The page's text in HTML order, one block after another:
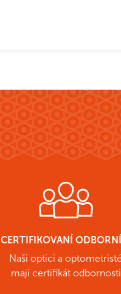
CERTIFIKOVANÍ
Naši optici a optometristé
mají certifikát odbornosti